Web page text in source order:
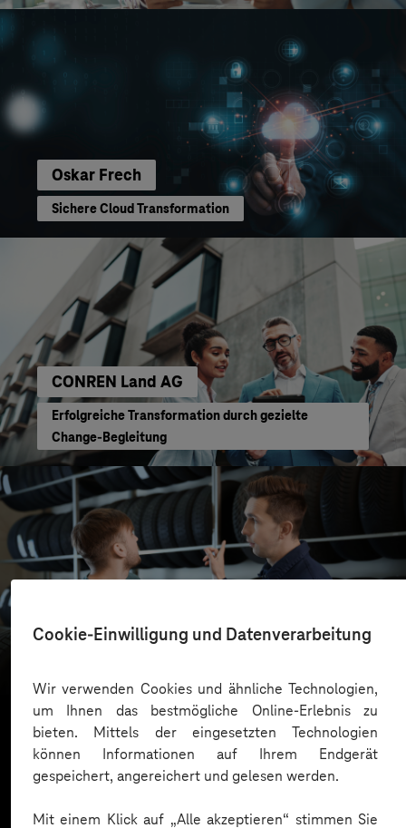
Cookie-Einwilligung und Datenverarbeitung
Wir verwenden Cookies und ähnliche Technologien,
um Ihnen das bestmögliche Online-Erlebnis zu
bieten. Mittels der eingesetzten Technologien
können Informationen auf Ihrem Endgerät
gespeichert, angereichert und gelesen werden.
Mit einem Klick auf „Alle akzeptieren“ stimmen Sie
Oskar Frech
Sichere Cloud Transformation
CONREN Land AG
Erfolgreiche Transformation durch gezielte
Change-Begleitung
Business GPT für eine sichere und effiziente KI-
Mehr laden